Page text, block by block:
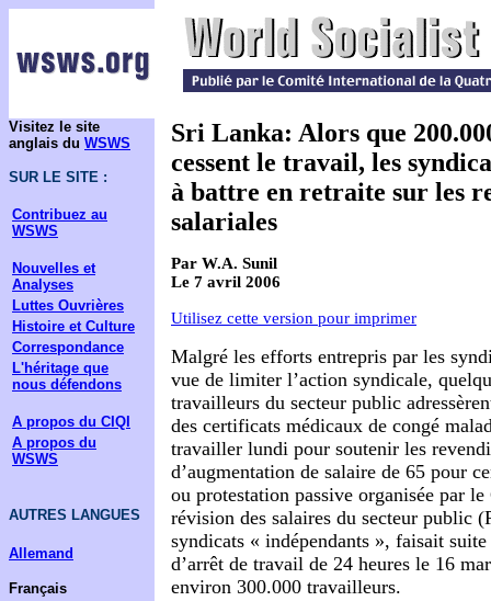
Visitez le site
anglais du WSWS
SUR LE SITE :
Contribuez au
WSWS
Nouvelles et
Analyses
Luttes Ouvrières
Histoire et Culture
Correspondance
L'héritage que
nous défendons
A propos du CIQI
A propos du
WSWS
AUTRES LANGUES
Allemand
Français
Sri Lanka: Alors que
cessent le travail, les
à battre en retraite sur les
salariales
Par W.A. Sunil
Le 7 avril 2006
Utilisez cette version pour imprimer
Malgré les efforts entrepris par les
vue de limiter l’action syndicale,
travailleurs du secteur public
des certificats médicaux de congé
travailler lundi pour soutenir les
d’augmentation de salaire de 65 pour
ou protestation passive organisée par
révision des salaires du secteur public
syndicats « indépendants », faisait
d’arrêt de travail de 24 heures le 16
environ 300.000 travailleurs.